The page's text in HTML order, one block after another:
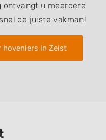
ontvangt u meerdere
de juiste vakman!
hoveniers in Zeist